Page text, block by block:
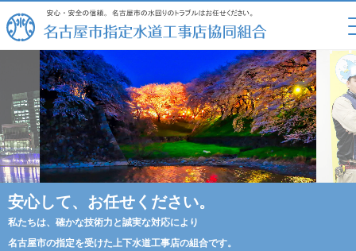
名古屋市指定
安心して、お任せください。
私たちは、確かな技術力と誠実な対応により
名古屋市の指定を受けた上下水道工事店の組合です。